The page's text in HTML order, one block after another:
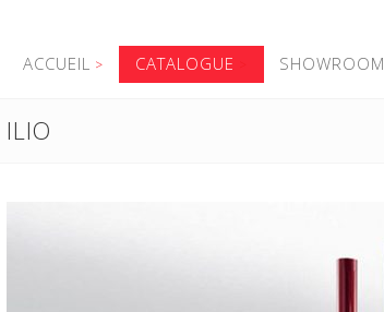
ACCUEIL CATALOGUE SHOWROOM
ILIO